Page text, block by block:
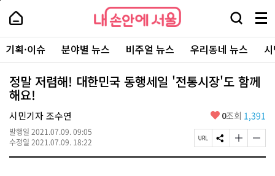
본
로
가
기
내
손
안
에
서
울
-
서
울
시
대
표
소
통
포
내
손
에
서
울
검
창
열
기
메
뉴
전
체
보
기
주
요
서
기획·이슈 분야별 뉴스 비주얼 뉴스 우리동네 뉴스
정말 저렴해! 대한민국 동행세일 '전통시장'도 함께
해요!
시민기자 조수연
발행일 2021.07.09. 09:05
수정일 2021.07.09. 18:22
좋
요
0조회 1,391
페
이
S
N
글
자
글
자
페
상
단
으
로